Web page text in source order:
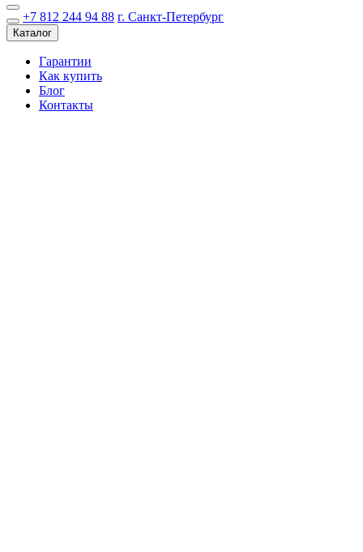
+7 812 244 94 88 г. Санкт-Петербург
Каталог
Гарантии
Как купить
Блог
Контакты